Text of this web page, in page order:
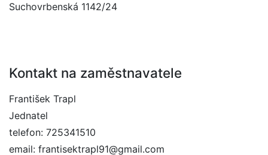
Suchovrbenská 1142/24
Kontakt na zaměstnavatele
František Trapl
Jednatel
telefon: 725341510
email: frantisektrapl91@gmail.com